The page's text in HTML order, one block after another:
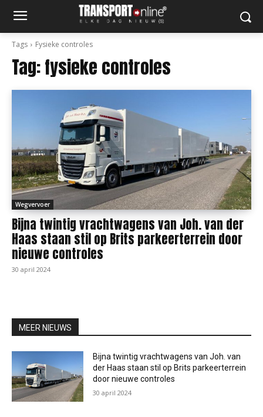
Tags Fysieke controles
Tag:fysieke controles
Wegvervoer
Bijna twintig vrachtwagens van Joh. van der
Haas staan stil op Brits parkeerterrein door
nieuwe controles
30 april 2024
MEER NIEUWS
Bijna twintig vrachtwagens van Joh. van
der Haas staan stil op Brits parkeerterrein
door nieuwe controles
30 april 2024